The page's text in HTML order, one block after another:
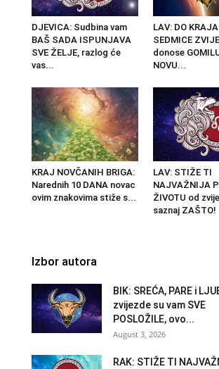
DJEVICA: Sudbina vam
BAŠ SADA ISPUNJAVA
SVE ŽELJE, razlog će
vas...
LAV: DO KRAJA
SEDMICE
donose
NOVU...
KRAJ NOVČANIH BRIGA:
Narednih 10 DANA novac
ovim znakovima stiže s...
LAV: STIŽE TI
NAJVAŽNIJA
ŽIVOTU od
saznaj ZAŠTO!
Izbor autora
BIK: SREĆA, PARE i
zvijezde su vam SVE
POSLOŽILE, ovo...
August 3, 2026
RAK: STIŽE TI